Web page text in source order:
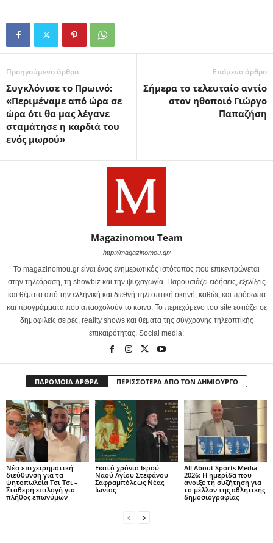
Προηγούμενο άρθρο
Συγκλόνισε το Πρωινό:
«Περιμέναμε από ώρα σε
ώρα ότι θα μας λέγανε
σταμάτησε η καρδιά του
ενός μωρού»
Επόμενο άρθρο
Σήμερα το τελευταίο αντίο
στον ηθοποιό Γιώργο
Παπαζήση
Magazinomou Team
http://magazinomou.gr/
Το magazinomou.gr είναι ένας ενημερωτικός ιστότοπος που επικεντρώνεται
στην τηλεόραση, τη showbiz και την ψυχαγωγία. Παρουσιάζει ειδήσεις, εξελίξεις
και θέματα από την ελληνική και διεθνή τηλεοπτική σκηνή, καθώς και πρόσωπα
και προγράμματα που απασχολούν το κοινό. Το περιεχόμενο του site εστιάζει σε
δημοφιλείς σειρές, reality shows και θέματα της σύγχρονης τηλεοπτικής
επικαιρότητας. Social media:
ΠΑΡΟΜΟΙΑ ΑΡΘΡΑ ΠΕΡΙΣΣΟΤΕΡΑ ΑΠΟ ΤΟΝ ΔΗΜΙΟΥΡΓΟ
Νέα επιχειρηματική
διεύθυνση για τα
ψητοπωλεία Τσι Τσι –
Σταθερή επιλογή για
πλήθος επωνύμων
Εκατό χρόνια Ιερού
Ναού Αγίου Στεφάνου
Σαφραμπόλεως Νέας
Ιωνίας
All About Sports Media
2026: Η ημερίδα που
άνοιξε τη συζήτηση για
το μέλλον της αθλητικής
δημοσιογραφίας